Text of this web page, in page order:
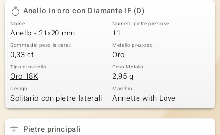
Anello in oro con Diamante IF (D)
Nome
Anello - 21x20 mm
Numero pietre preziose
11
Somma del peso in carati
0,33 ct
Metallo prezioso
Oro
Tipo di metallo
Oro 18K
Peso Metallo
2,95 g
Design
Solitario con pietre laterali
Marchio
Annette with Love
Pietre principali